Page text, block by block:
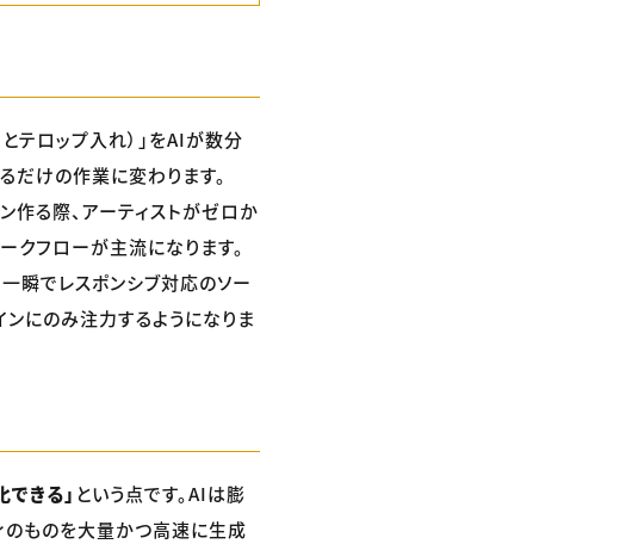
テロップ入れ）」をAIが数分
だけの作業に変わります。
作る際、アーティストがゼロか
クフローが主流になります。
瞬でレスポンシブ対応のソー
にのみ注力するようになりま
きる」 という点です。AIは膨
のものを大量かつ高速に生成